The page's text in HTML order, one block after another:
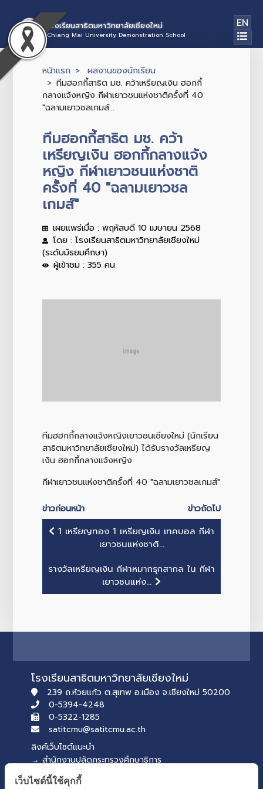
โรงเรียนสาธิตมหาวิทยาลัยเชียงใหม่
Chiang Mai University Demonstration School
EN
หน้าแรก
ผลงานของนักเรียน
ทีมฮอกกี้สาธิต มช. คว้าเหรียญเงิน ฮอกกี้
กลางแจ้งหญิง กีฬาเยาวชนแห่งชาติครั้งที่ 40
"ฉลามเยาวชลเกมส์...
ทีมฮอกกี้สาธิต มช. คว้า
เหรียญเงิน ฮอกกี้กลางแจ้ง
หญิง กีฬาเยาวชนแห่งชาติ
ครั้งที่ 40 "ฉลามเยาวชล
เกมส์"
เผยแพร่เมื่อ : พฤหัสบดี 10 เมษายน 2568
โดย : โรงเรียนสาธิตมหาวิทยาลัยเชียงใหม่
(ระดับมัธยมศึกษา)
ผู้เข้าชม : 355 คน
ทีมฮฮกกี้กลางแจ้งหญิงเยาวชนเชียงใหม่ (นักเรียน
สาธิตมหาวิทยาลัยเชียงใหม่) ได้รับรางวัลเหรียญ
เงิน ฮอกกี้กลางแจ้งหญิง
กีฬาเยาวชนแห่งชาติครั้งที่ 40 "ฉลามเยาวชลเกมส์"
ข่าวก่อนหน้า
ข่าวถัดไป
1 เหรียญทอง 1 เหรียญเงิน เทคบอล กีฬา
เยาวชนแห่งชาติ...
รางวัลเหรียญเงิน กีฬาหมากรุกสากล ใน กีฬา
เยาวชนแห่ง...
โรงเรียนสาธิตมหาวิทยาลัยเชียงใหม่
239 ถ.ห้วยแก้ว ต.สุเทพ อ.เมือง จ.เชียงใหม่ 50200
0-5394-4248
0-5322-1285
satitcmu@satitcmu.ac.th
ลิงค์เว็บไซต์แนะนำ
→ สำนักงานปลัดกระทรวงศึกษาธิการ
→ สภานักเรียน รุ่นที่ 54
เว็บไซต์นี้ใช้คุกกี้